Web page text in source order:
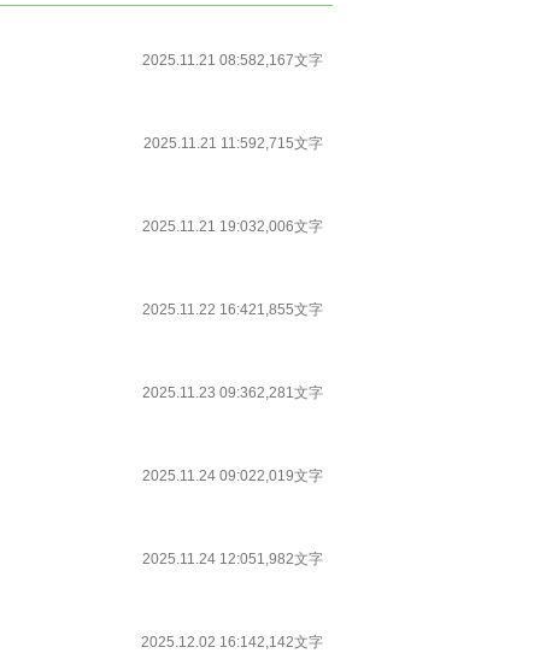
2025.11.21 08:582,167文字
2025.11.21 11:592,715文字
2025.11.21 19:032,006文字
2025.11.22 16:421,855文字
2025.11.23 09:362,281文字
2025.11.24 09:022,019文字
2025.11.24 12:051,982文字
2025.12.02 16:142,142文字